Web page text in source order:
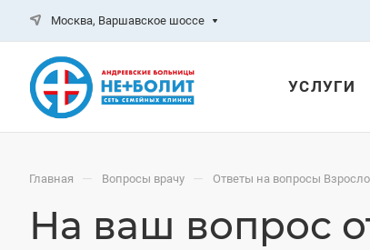
Москва, Варшавское шоссе
УСЛУГИ
Главная — Вопросы врачу — Ответы на вопросы
На ваш вопрос